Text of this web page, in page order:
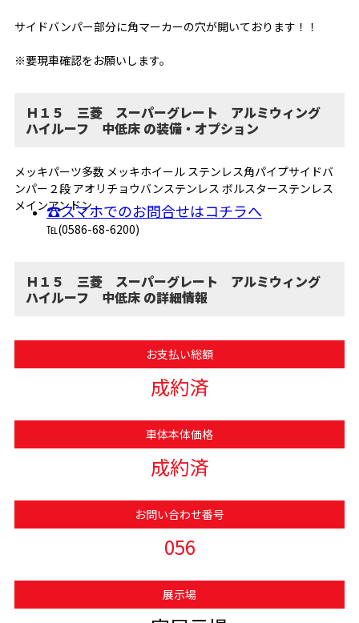
サイドバンパー部分に角マーカーの穴が開いております！！
※要現車確認をお願いします。
Ｈ１５ 三菱 スーパーグレート アルミウィング
ハイルーフ 中低床 の装備・オプション
メッキパーツ多数 メッキホイール ステンレス角パイプサイドバ
ンパー２段 アオリチョウバンステンレス ボルスターステンレス
メインアンドン
☎スマホでのお問合せはコチラへ
℡(0586-68-6200)
Ｈ１５ 三菱 スーパーグレート アルミウィング
ハイルーフ 中低床 の詳細情報
お支払い総額
成約済
車体本体価格
成約済
お問い合わせ番号
056
展示場